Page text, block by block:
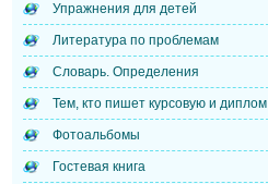
Упражнения для детей
Литература по проблемам
Словарь. Определения
Тем, кто пишет курсовую и диплом
Фотоальбомы
Гостевая книга